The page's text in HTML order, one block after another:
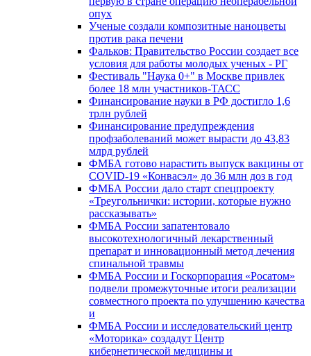
опух
Ученые создали композитные наноцветы
против рака печени
Фальков: Правительство России создает все
условия для работы молодых ученых - РГ
Фестиваль "Наука 0+" в Москве привлек
более 18 млн участников-ТАСС
Финансирование науки в РФ достигло 1,6
трлн рублей
Финансирование предупреждения
профзаболеваний может вырасти до 43,83
млрд рублей
ФМБА готово нарастить выпуск вакцины от
COVID-19 «Конвасэл» до 36 млн доз в год
ФМБА России дало старт спецпроекту
«Треугольнички: истории, которые нужно
рассказывать»
ФМБА России запатентовало
высокотехнологичный лекарственный
препарат и инновационный метод лечения
спинальной травмы
ФМБА России и Госкорпорация «Росатом»
подвели промежуточные итоги реализации
совместного проекта по улучшению качества
и
ФМБА России и исследовательский центр
«Моторика» создадут Центр
кибернетической медицины и